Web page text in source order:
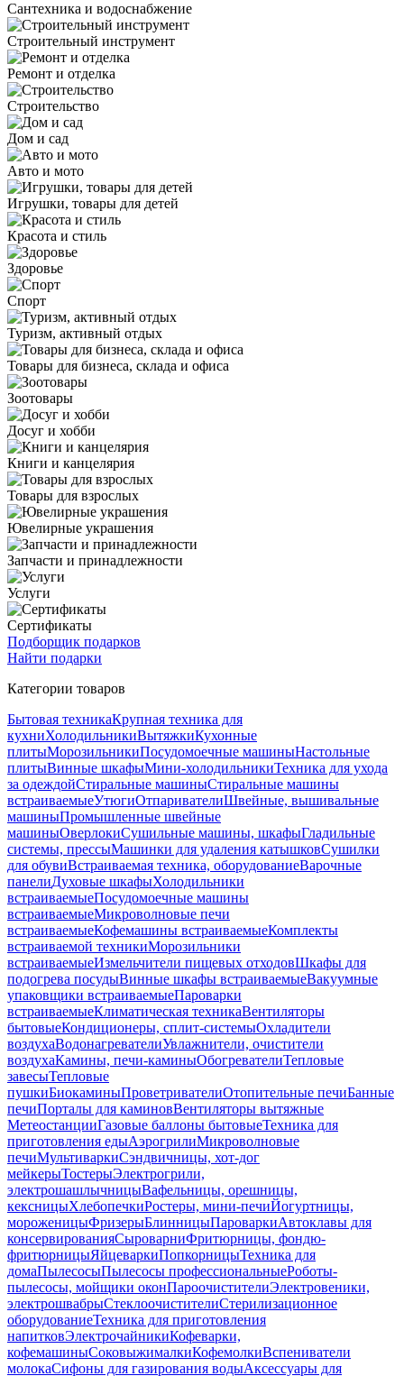
Сантехника и водоснабжение
Строительный инструмент
Ремонт и отделка
Строительство
Дом и сад
Авто и мото
Игрушки, товары для детей
Красота и стиль
Здоровье
Спорт
Туризм, активный отдых
Товары для бизнеса, склада и офиса
Зоотовары
Досуг и хобби
Книги и канцелярия
Товары для взрослых
Ювелирные украшения
Запчасти и принадлежности
Услуги
Сертификаты
Подборщик подарков
Найти подарки
Категории товаров
Бытовая техникаКрупная техника для
кухниХолодильникиВытяжкиКухонные
плитыМорозильникиПосудомоечные машиныНастольные
плитыВинные шкафыМини-холодильникиТехника для ухода
за одеждойСтиральные машиныСтиральные машины
встраиваемыеУтюгиОтпаривателиШвейные, вышивальные
машиныПромышленные швейные
машиныОверлокиСушильные машины, шкафыГладильные
системы, прессыМашинки для удаления катышковСушилки
для обувиВстраиваемая техника, оборудованиеВарочные
панелиДуховые шкафыХолодильники
встраиваемыеПосудомоечные машины
встраиваемыеМикроволновые печи
встраиваемыеКофемашины встраиваемыеКомплекты
встраиваемой техникиМорозильники
встраиваемыеИзмельчители пищевых отходовШкафы для
подогрева посудыВинные шкафы встраиваемыеВакуумные
упаковщики встраиваемыеПароварки
встраиваемыеКлиматическая техникаВентиляторы
бытовыеКондиционеры, сплит-системыОхладители
воздухаВодонагревателиУвлажнители, очистители
воздухаКамины, печи-каминыОбогревателиТепловые
завесыТепловые
пушкиБиокаминыПроветривателиОтопительные печиБанные
печиПорталы для каминовВентиляторы вытяжные
МетеостанцииГазовые баллоны бытовыеТехника для
приготовления едыАэрогрилиМикроволновые
печиМультиваркиСэндвичницы, хот-дог
мейкерыТостерыЭлектрогрили,
электрошашлычницыВафельницы, орешницы,
кексницыХлебопечкиРостеры, мини-печиЙогуртницы,
мороженицыФризерыБлинницыПароваркиАвтоклавы для
консервированияСыроварниФритюрницы, фондю-
фритюрницыЯйцеваркиПопкорницыТехника для
домаПылесосыПылесосы профессиональныеРоботы-
пылесосы, мойщики оконПароочистителиЭлектровеники,
электрошвабрыСтеклоочистителиСтерилизационное
оборудованиеТехника для приготовления
напитковЭлектрочайникиКофеварки,
кофемашиныСоковыжималкиКофемолкиВспениватели
молокаСифоны для газирования водыАксессуары для